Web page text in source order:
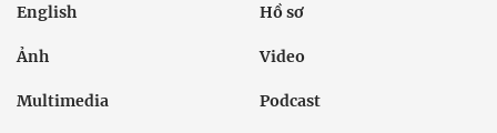
English Hồ sơ
Ảnh Video
Multimedia Podcast